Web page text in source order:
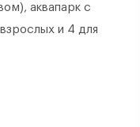
аквапарк с
и 4 для